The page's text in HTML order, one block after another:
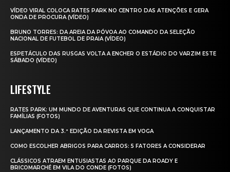
VÍDEO VIRAL COLOCA RATES PARK NO CENTRO DAS ATENÇÕES E GERA
ONDA DE PROCURA (VÍDEO)
BRUNO TORRES: DA AREIA DA PÓVOA AO COMANDO DA SELEÇÃO
NACIONAL DE FUTEBOL DE PRAIA (VÍDEO)
ESPETÁCULO DAS RUSGAS VOLTA A ENCHER O ESTÁDIO DO VARZIM ESTE
SÁBADO (VÍDEO)
LIFESTYLE
RATES PARK: UM MUNDO DE AVENTURAS QUE CONTINUA A CONQUISTAR
FAMÍLIAS (FOTOS)
LANÇAMENTO DA 3.ª EDIÇÃO DA REVISTA EM VOGA
COMO ESCOLHER ABRIGOS PARA CARROS: 5 FATORES A CONSIDERAR
CLÁSSICOS ATRAEM ENTUSIASTAS AO PARQUE DA ROADY E
BRICOMARCHÉ EM VILA DO CONDE (FOTOS)